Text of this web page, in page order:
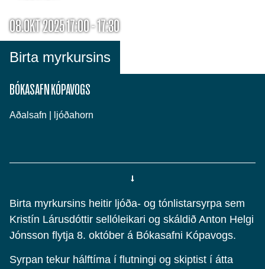
08.OKT 2025 17:00 - 17:30
Birta myrkursins
BÓKASAFN KÓPAVOGS
Aðalsafn | ljóðahorn
Birta myrkursins heitir ljóða- og tónlistarsyrpa sem
Kristín Lárusdóttir sellóleikari og skáldið Anton Helgi
Jónsson flytja 8. október á Bókasafni Kópavogs.
Syrpan tekur hálftíma í flutningi og skiptist í átta